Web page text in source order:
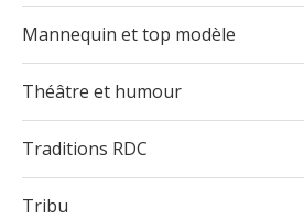
Mannequin et top modèle
Théâtre et humour
Traditions RDC
Tribu